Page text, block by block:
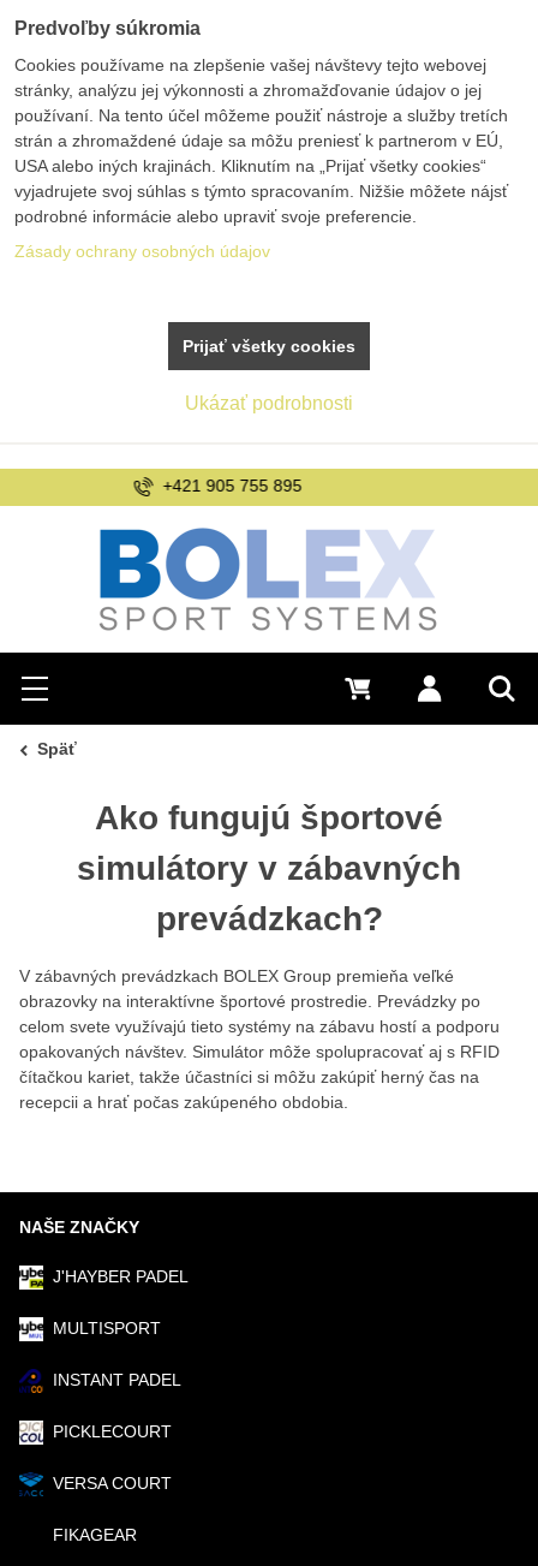
Hľadať
Menu Prihlásiť sa
0 €
Späť
Ako fungujú športové
simulátory v zábavných
prevádzkach?
V zábavných prevádzkach BOLEX Group premieňa veľké
obrazovky na interaktívne športové prostredie. Prevádzky po
celom svete využívajú tieto systémy na zábavu hostí a podporu
opakovaných návštev. Simulátor môže spolupracovať aj s RFID
čítačkou kariet, takže účastníci si môžu zakúpiť herný čas na
recepcii a hrať počas zakúpeného obdobia.
NAŠE ZNAČKY
J'HAYBER PADEL
MULTISPORT
INSTANT PADEL
PICKLECOURT
VERSA COURT
FIKAGEAR
Predvoľby súkromia
Cookies používame na zlepšenie vašej návštevy tejto webovej
stránky, analýzu jej výkonnosti a zhromažďovanie údajov o jej
používaní. Na tento účel môžeme použiť nástroje a služby tretích
strán a zhromaždené údaje sa môžu preniesť k partnerom v EÚ,
USA alebo iných krajinách. Kliknutím na „Prijať všetky cookies“
vyjadrujete svoj súhlas s týmto spracovaním. Nižšie môžete nájsť
podrobné informácie alebo upraviť svoje preferencie.
Zásady ochrany osobných údajov
Ukázať podrobnosti
Prijať všetky cookies